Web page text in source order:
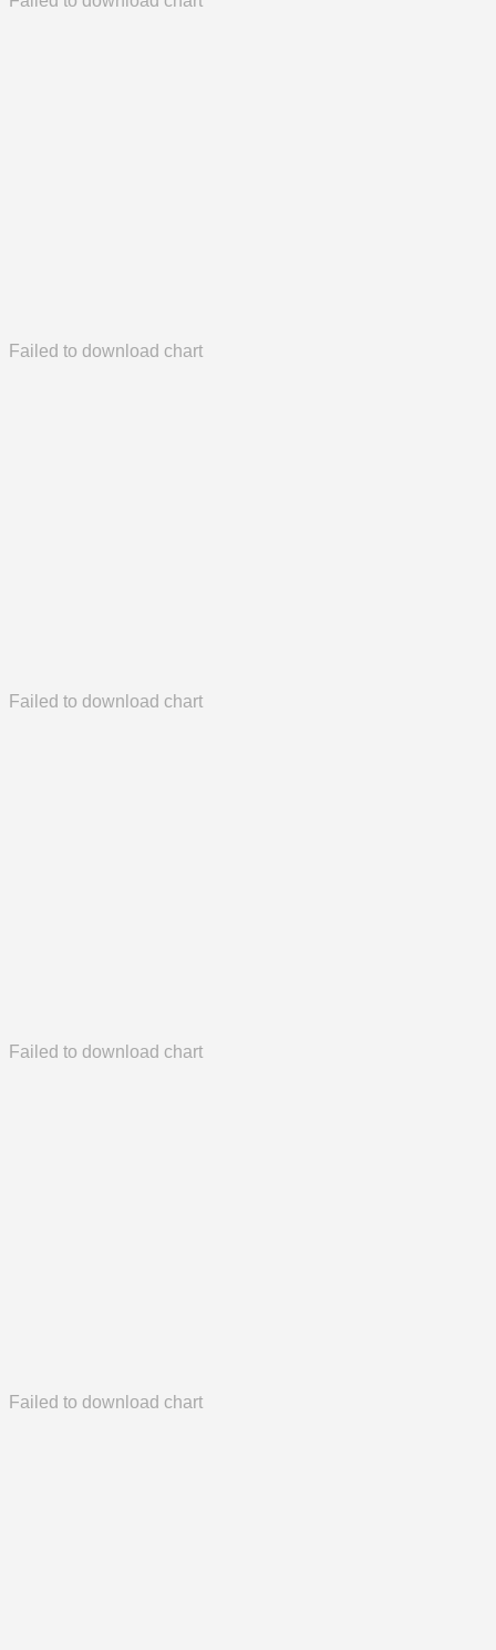
Failed to download chart
Failed to download chart
Failed to download chart
Failed to download chart